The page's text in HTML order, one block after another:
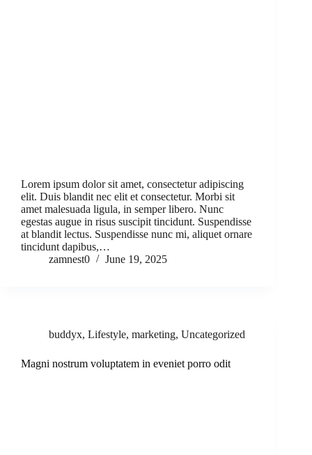
Lorem ipsum dolor sit amet, consectetur adipiscing
elit. Duis blandit nec elit et consectetur. Morbi sit
amet malesuada ligula, in semper libero. Nunc
egestas augue in risus suscipit tincidunt. Suspendisse
at blandit lectus. Suspendisse nunc mi, aliquet ornare
tincidunt dapibus,…
zamnest0
June 19, 2025
buddyx, Lifestyle, marketing, Uncategorized
Magni nostrum voluptatem in eveniet porro odit